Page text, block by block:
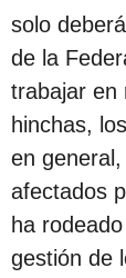
solo
de la
trabajar en
hinchas,
en
afectados
ha
gestión de